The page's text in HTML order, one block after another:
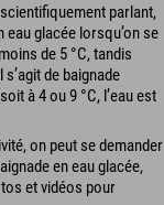
parlant,
eau glacée lorsqu’on se
de 5 °C, tandis
s’agit de baignade
à 4 ou 9 °C, l’eau est
on peut se demander
en eau glacée,
et vidéos pour